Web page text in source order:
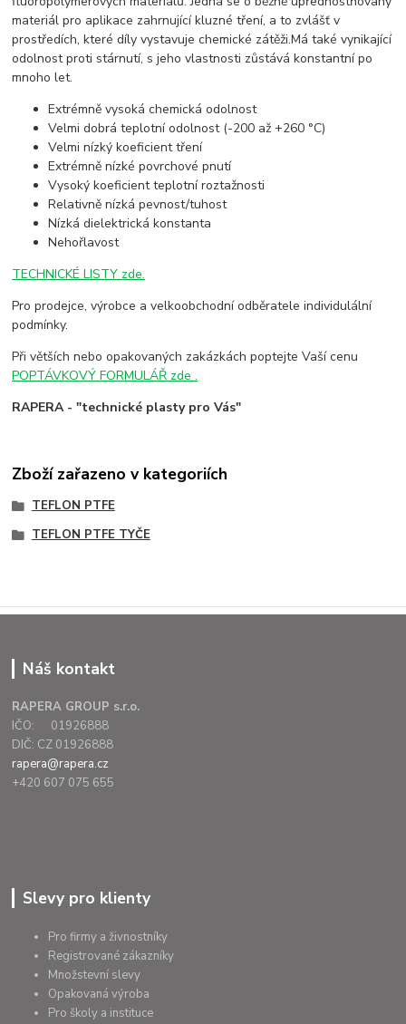
materiál pro aplikace zahrnující kluzné tření, a to zvlášť v
prostředích, které díly vystavuje chemické zátěži.Má také vynikající
odolnost proti stárnutí, s jeho vlastnosti zůstává konstantní po
mnoho let.
Extrémně vysoká chemická odolnost
Velmi dobrá teplotní odolnost (-200 až +260 °C)
Velmi nízký koeficient tření
Extrémně nízké povrchové pnutí
Vysoký koeficient teplotní roztažnosti
Relativně nízká pevnost/tuhost
Nízká dielektrická konstanta
Nehořlavost
TECHNICKÉ LISTY zde.
Pro prodejce, výrobce a velkoobchodní odběratele individulální
podmínky.
Při větších nebo opakovaných zakázkách poptejte Vaší cenu
POPTÁVKOVÝ FORMULÁŘ zde .
RAPERA - "technické plasty pro Vás"
Zboží zařazeno v kategoriích
TEFLON PTFE
TEFLON PTFE TYČE
Náš kontakt
RAPERA GROUP s.r.o.
IČO: 01926888
DIČ: CZ 01926888
rapera@rapera.cz
+420 607 075 655
Slevy pro klienty
Pro firmy a živnostníky
Registrované zákazníky
Množstevní slevy
Opakovaná výroba
Pro školy a instituce